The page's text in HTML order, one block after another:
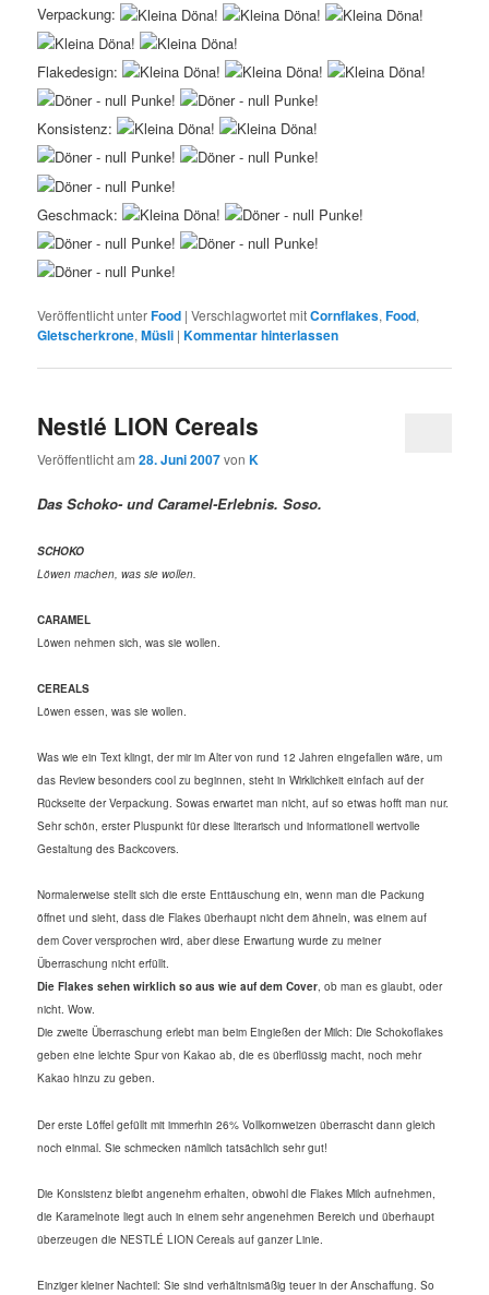
Verpackung:
Flakedesign:
Konsistenz:
Geschmack:
Veröffentlicht unterFood |Verschlagwortet mitCornflakes,Food,
Gletscherkrone,Müsli |Kommentar hinterlassen
Nestlé LION Cereals
Veröffentlicht am28. Juni 2007vonK
Das Schoko- und Caramel-Erlebnis. Soso.
SCHOKO
Löwen machen, was sie wollen.
CARAMEL
Löwen nehmen sich, was sie wollen.
CEREALS
Löwen essen, was sie wollen.
Was wie ein Text klingt, der mir im Alter von rund 12 Jahren eingefallen wäre, um
das Review besonders cool zu beginnen, steht in Wirklichkeit einfach auf der
Rückseite der Verpackung. Sowas erwartet man nicht, auf so etwas hofft man nur.
Sehr schön, erster Pluspunkt für diese literarisch und informationell wertvolle
Gestaltung des Backcovers.
Normalerweise stellt sich die erste Enttäuschung ein, wenn man die Packung
öffnet und sieht, dass die Flakes überhaupt nicht dem ähneln, was einem auf
dem Cover versprochen wird, aber diese Erwartung wurde zu meiner
Überraschung nicht erfüllt.
Die Flakes sehen wirklich so aus wie auf dem Cover, ob man es glaubt, oder
nicht. Wow.
Die zweite Überraschung erlebt man beim Eingießen der Milch: Die Schokoflakes
geben eine leichte Spur von Kakao ab, die es überflüssig macht, noch mehr
Kakao hinzu zu geben.
Der erste Löffel gefüllt mit immerhin 26% Vollkornweizen überrascht dann gleich
noch einmal. Sie schmecken nämlich tatsächlich sehr gut!
Die Konsistenz bleibt angenehm erhalten, obwohl die Flakes Milch aufnehmen,
die Karamelnote liegt auch in einem sehr angenehmen Bereich und überhaupt
überzeugen die NESTLÉ LION Cereals auf ganzer Linie.
Einziger kleiner Nachteil: Sie sind verhältnismäßig teuer in der Anschaffung. So